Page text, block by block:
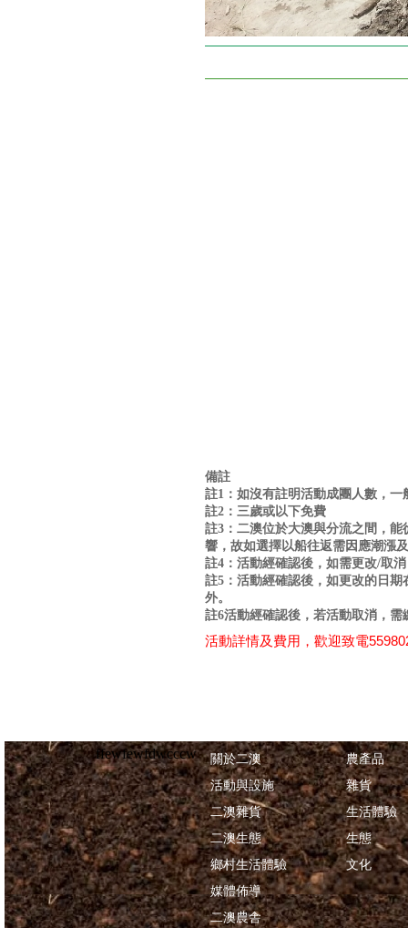
備註
註1：如沒有註明活動成團人數，
註2：三歲或以下免費
註3：二澳位於大澳與分流之間，
響，故如選擇以船往返需因應潮漲
註4：活動經確認後，如需更改/取
註5：活動經確認後，如更改的日
外。
註6活動經確認後，若活動取消，
活動詳情及費用，歡迎致電
ffewfewfdwcccw
關於二澳
活動與設施
二澳雜貨
二澳生態
鄉村生活體驗
媒體佈導
二澳農舎
農產品
雜貨
生活體驗
生態
文化